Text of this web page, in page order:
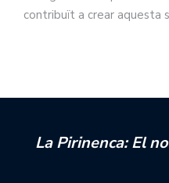
contribuït a crear aquesta
La Pirinenca: El